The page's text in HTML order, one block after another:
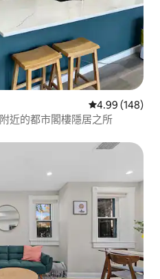
從 148 則評價
4.99 (148)
近的都市閣樓隱居之所